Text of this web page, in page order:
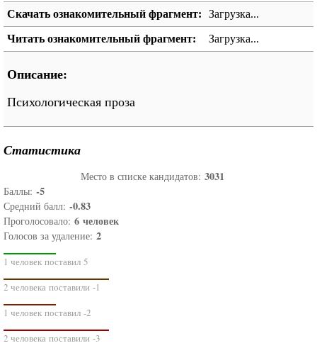
Скачать ознакомительный фрагмент: Загрузка...
Читать ознакомительный фрагмент: Загрузка...
Описание:
Психологическая проза
Статистика
Место в списке кандидатов: 3031
Баллы: -5
Средний балл: -0.83
Проголосовало: 6 человек
Голосов за удаление: 2
1 человек поставил 5
2 человека поставили -1
1 человек поставил -2
2 человека поставили -3